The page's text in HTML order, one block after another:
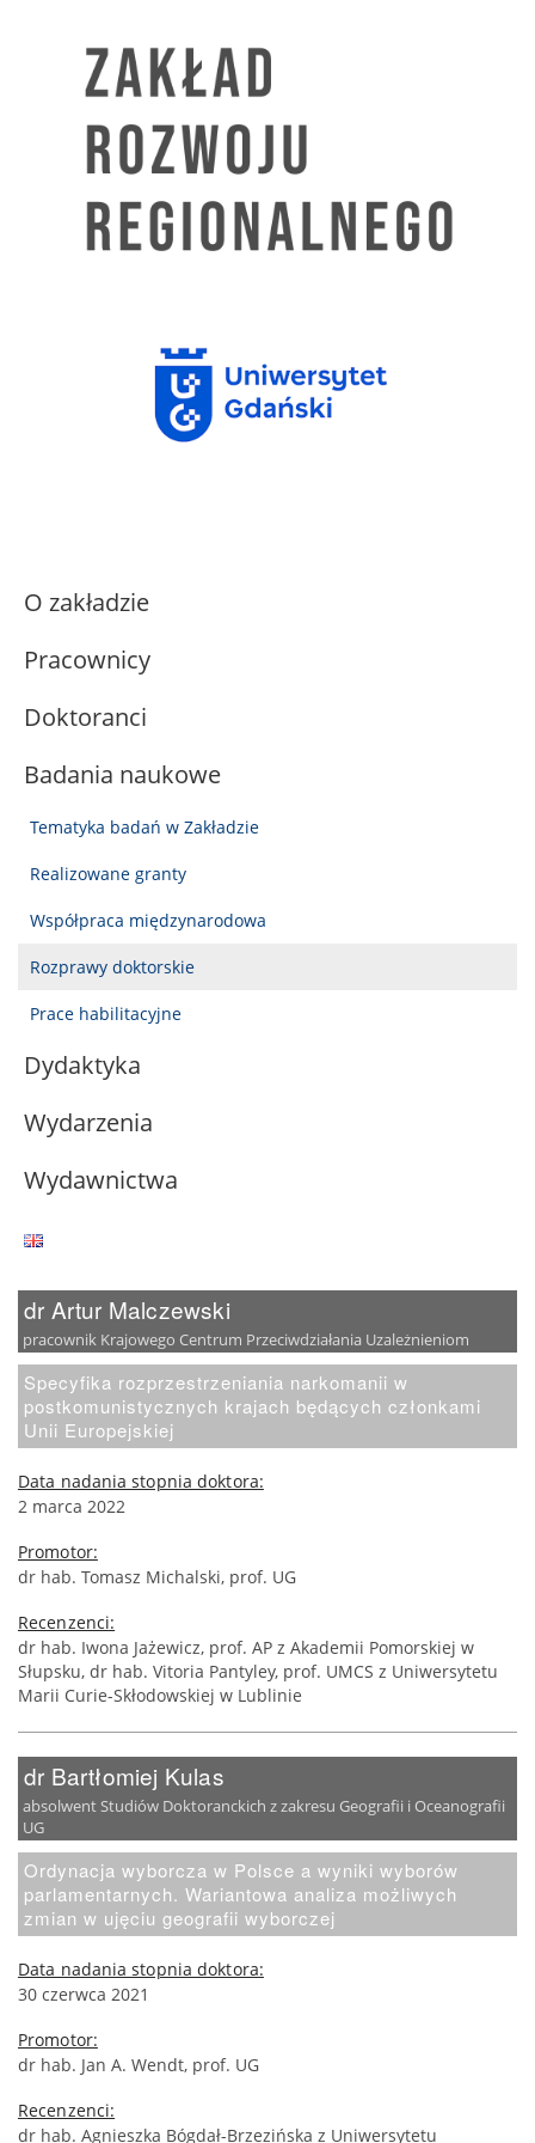
O zakładzie
Pracownicy
Doktoranci
Badania naukowe
Tematyka badań w Zakładzie
Realizowane granty
Współpraca międzynarodowa
Rozprawy doktorskie
Prace habilitacyjne
Dydaktyka
Wydarzenia
Wydawnictwa
dr Artur Malczewski
pracownik Krajowego Centrum Przeciwdziałania Uzależnieniom
Specyfika rozprzestrzeniania narkomanii w
postkomunistycznych krajach będących członkami
Unii Europejskiej
Data nadania stopnia doktora:
2 marca 2022
Promotor:
dr hab. Tomasz Michalski, prof. UG
Recenzenci:
dr hab. Iwona Jażewicz, prof. AP z Akademii Pomorskiej w
Słupsku, dr hab. Vitoria Pantyley, prof. UMCS z Uniwersytetu
Marii Curie-Skłodowskiej w Lublinie
dr Bartłomiej Kulas
absolwent Studiów Doktoranckich z zakresu Geografii i Oceanografii
UG
Ordynacja wyborcza w Polsce a wyniki wyborów
parlamentarnych. Wariantowa analiza możliwych
zmian w ujęciu geografii wyborczej
Data nadania stopnia doktora:
30 czerwca 2021
Promotor:
dr hab. Jan A. Wendt, prof. UG
Recenzenci:
dr hab. Agnieszka Bógdał-Brzezińska z Uniwersytetu